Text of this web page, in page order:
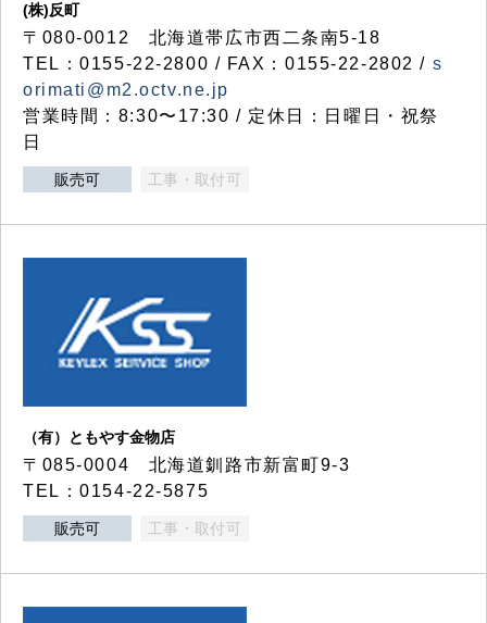
(株)反町
〒080-0012 北海道帯広市西二条南5-18
TEL：0155-22-2800 / FAX：0155-22-2802 / s
orimati@m2.octv.ne.jp
営業時間：8:30〜17:30 / 定休日：日曜日・祝祭
日
販売可 工事・取付可
（有）ともやす金物店
〒085-0004 北海道釧路市新富町9-3
TEL：0154-22-5875
販売可 工事・取付可